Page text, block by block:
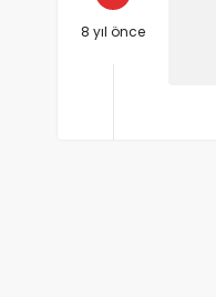
8 yıl önce